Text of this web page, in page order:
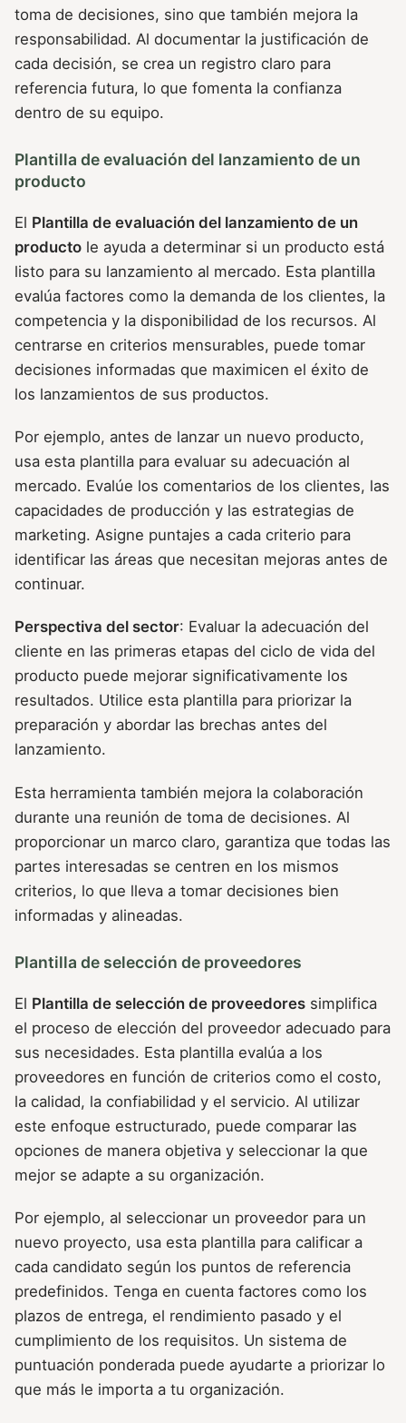
toma de decisiones, sino que también mejora la
responsabilidad. Al documentar la justificación de
cada decisión, se crea un registro claro para
referencia futura, lo que fomenta la confianza
dentro de su equipo.
Plantilla de evaluación del lanzamiento de un
producto
El Plantilla de evaluación del lanzamiento de un
producto le ayuda a determinar si un producto está
listo para su lanzamiento al mercado. Esta plantilla
evalúa factores como la demanda de los clientes, la
competencia y la disponibilidad de los recursos. Al
centrarse en criterios mensurables, puede tomar
decisiones informadas que maximicen el éxito de
los lanzamientos de sus productos.
Por ejemplo, antes de lanzar un nuevo producto,
usa esta plantilla para evaluar su adecuación al
mercado. Evalúe los comentarios de los clientes, las
capacidades de producción y las estrategias de
marketing. Asigne puntajes a cada criterio para
identificar las áreas que necesitan mejoras antes de
continuar.
Perspectiva del sector: Evaluar la adecuación del
cliente en las primeras etapas del ciclo de vida del
producto puede mejorar significativamente los
resultados. Utilice esta plantilla para priorizar la
preparación y abordar las brechas antes del
lanzamiento.
Esta herramienta también mejora la colaboración
durante una reunión de toma de decisiones. Al
proporcionar un marco claro, garantiza que todas las
partes interesadas se centren en los mismos
criterios, lo que lleva a tomar decisiones bien
informadas y alineadas.
Plantilla de selección de proveedores
El Plantilla de selección de proveedores simplifica
el proceso de elección del proveedor adecuado para
sus necesidades. Esta plantilla evalúa a los
proveedores en función de criterios como el costo,
la calidad, la confiabilidad y el servicio. Al utilizar
este enfoque estructurado, puede comparar las
opciones de manera objetiva y seleccionar la que
mejor se adapte a su organización.
Por ejemplo, al seleccionar un proveedor para un
nuevo proyecto, usa esta plantilla para calificar a
cada candidato según los puntos de referencia
predefinidos. Tenga en cuenta factores como los
plazos de entrega, el rendimiento pasado y el
cumplimiento de los requisitos. Un sistema de
puntuación ponderada puede ayudarte a priorizar lo
que más le importa a tu organización.